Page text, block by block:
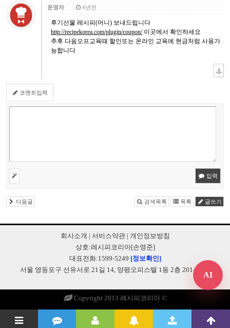
운영자 4년전
후기선물 레시피(머니) 보내드립니다
http://recipekorea.com/plugin/coupon/이곳에서 확인하세요
추후 다음오프교육때 할인또는 온라인 교육에 현금처럼 사용가
능합니다
코멘트입력
입력
다음글 검색목록 목록 글쓰기
회사소개 | 서비스약관| 개인정보방침
상호:레시피코리아[손영준]
대표전화:1599-5249 [정보확인]
서울 영등포구 선유서로 21길 14, 양평오피스텔 1동 2층 201-B248
Copyright 2013 레시피코리아 ©
AI